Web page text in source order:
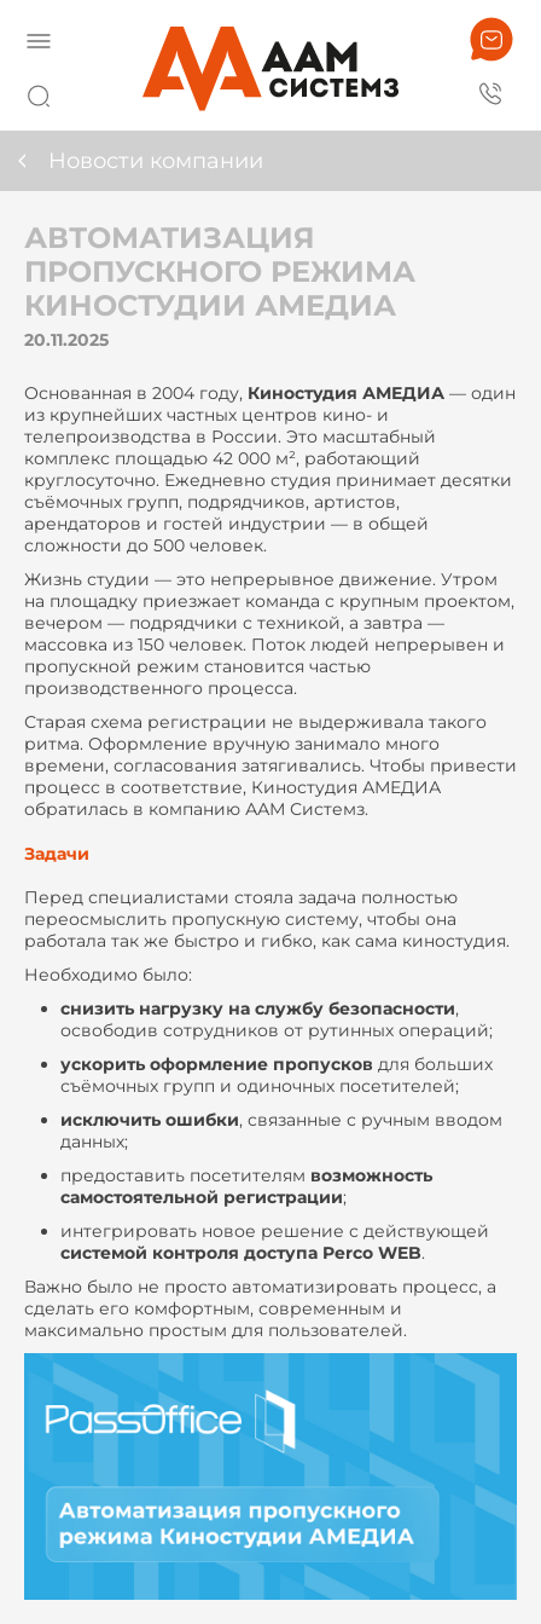
Новости компании
АВТОМАТИЗАЦИЯ
ПРОПУСКНОГО РЕЖИМА
КИНОСТУДИИ АМЕДИА
20.11.2025
Основанная в 2004 году, Киностудия АМЕДИА — один
из крупнейших частных центров кино- и
телепроизводства в России. Это масштабный
комплекс площадью 42 000 м², работающий
круглосуточно. Ежедневно студия принимает десятки
съёмочных групп, подрядчиков, артистов,
арендаторов и гостей индустрии — в общей
сложности до 500 человек.
Жизнь студии — это непрерывное движение. Утром
на площадку приезжает команда с крупным проектом,
вечером — подрядчики с техникой, а завтра —
массовка из 150 человек. Поток людей непрерывен и
пропускной режим становится частью
производственного процесса.
Старая схема регистрации не выдерживала такого
ритма. Оформление вручную занимало много
времени, согласования затягивались. Чтобы привести
процесс в соответствие, Киностудия АМЕДИА
обратилась в компанию ААМ Системз.
Задачи
Перед специалистами стояла задача полностью
переосмыслить пропускную систему, чтобы она
работала так же быстро и гибко, как сама киностудия.
Необходимо было:
снизить нагрузку на службу безопасности,
освободив сотрудников от рутинных операций;
ускорить оформление пропусков для больших
съёмочных групп и одиночных посетителей;
исключить ошибки, связанные с ручным вводом
данных;
предоставить посетителям возможность
самостоятельной регистрации;
интегрировать новое решение с действующей
системой контроля доступа Perco WEB.
Важно было не просто автоматизировать процесс, а
сделать его комфортным, современным и
максимально простым для пользователей.